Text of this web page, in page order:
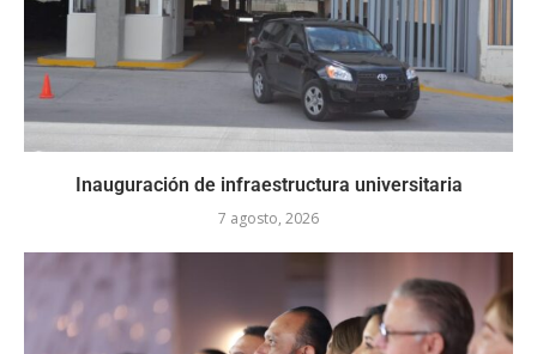
Inauguración de infraestructura universitaria
7 agosto, 2026